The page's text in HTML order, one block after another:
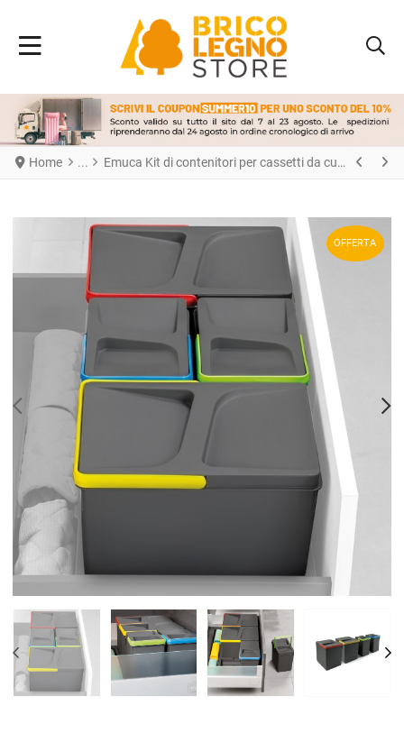
Home Emuca Kit di contenitori per cassetti da cucina con base Recycle altezza 266 mm, 2x15 lt, 2x7 lt, modulo 800 mm, Grigio antracite
PREV
PREV
OFFERTA